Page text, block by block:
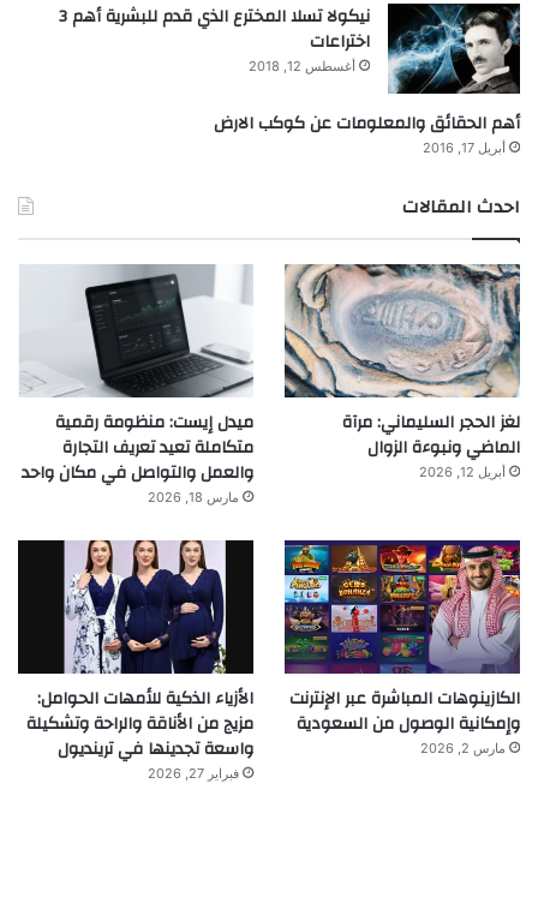
نيكولا تسلا المخترع الذي قدم للبشرية أهم 3
اختراعات
أغسطس 12, 2018
أهم الحقائق والمعلومات عن كوكب الارض
أبريل 17, 2016
احدث المقالات
لغز الحجر السليماني: مرآة
الماضي ونبوءة الزوال
أبريل 12, 2026
ميدل إيست: منظومة رقمية
متكاملة تعيد تعريف التجارة
والعمل والتواصل في مكان واحد
مارس 18, 2026
الكازينوهات المباشرة عبر الإنترنت
وإمكانية الوصول من السعودية
مارس 2, 2026
الأزياء الذكية للأمهات الحوامل:
مزيج من الأناقة والراحة وتشكيلة
واسعة تجدينها في ترينديول
فبراير 27, 2026